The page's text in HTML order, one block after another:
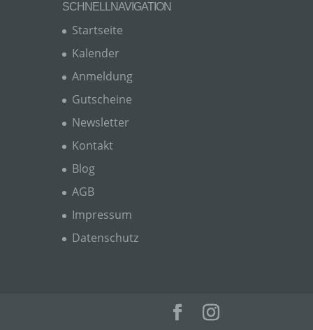
SCHNELLNAVIGATION
Startseite
Kalender
Anmeldung
Gutscheine
Newsletter
Kontakt
Blog
AGB
Impressum
Datenschutz